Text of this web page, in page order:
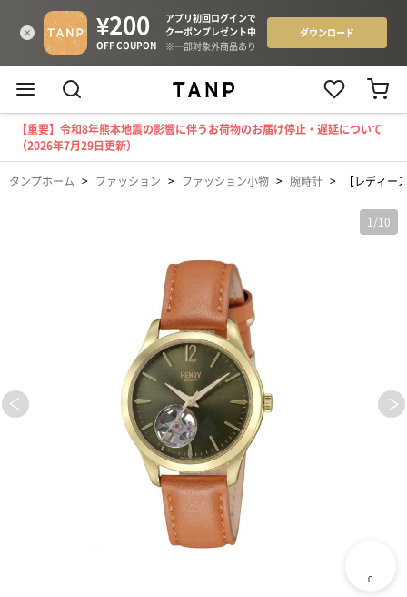
【重要】令和8年熊本地震の影響に伴うお荷物のお届け停止・遅延について
（2026年7月29日更新）
タンプホーム > ファッション > ファッション小物 > 腕時計 > 【レディー
1 /10